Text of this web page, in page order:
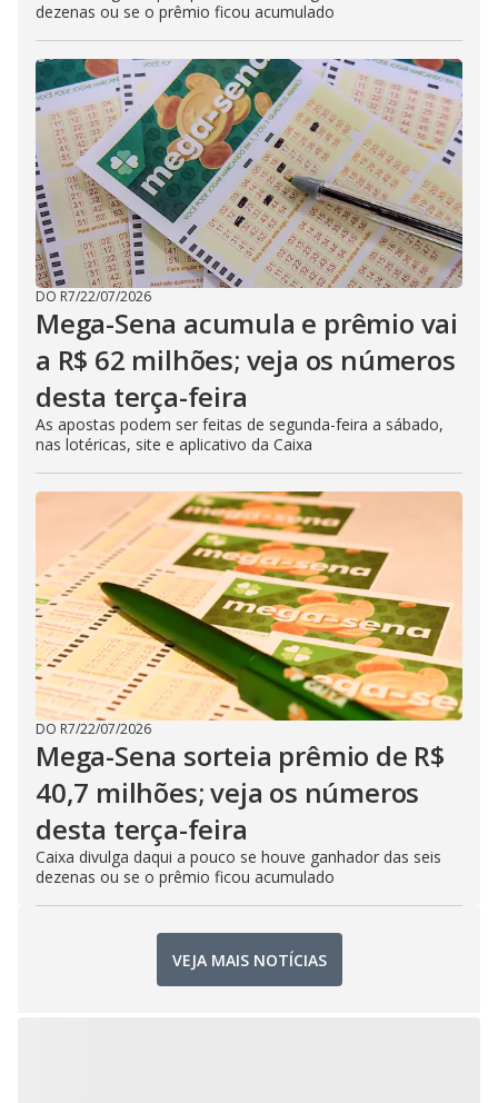
dezenas ou se o prêmio ficou acumulado
DO R7/22/07/2026
Mega-Sena acumula e prêmio vai
a R$ 62 milhões; veja os números
desta terça-feira
As apostas podem ser feitas de segunda-feira a sábado,
nas lotéricas, site e aplicativo da Caixa
DO R7/22/07/2026
Mega-Sena sorteia prêmio de R$
40,7 milhões; veja os números
desta terça-feira
Caixa divulga daqui a pouco se houve ganhador das seis
dezenas ou se o prêmio ficou acumulado
VEJA MAIS NOTÍCIAS